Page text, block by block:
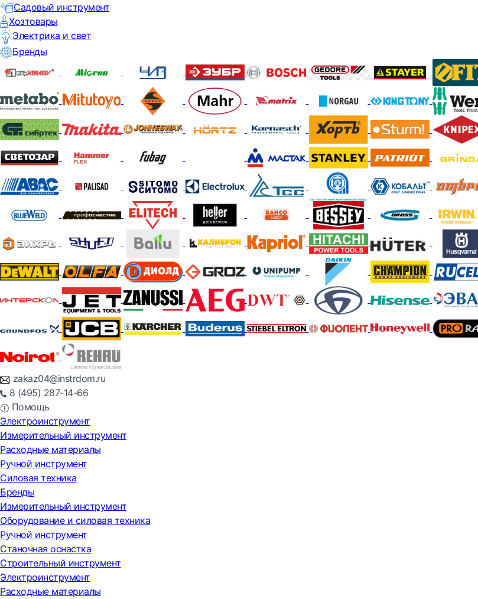
Садовый инструмент
Хозтовары
Электрика и свет
Бренды
zakaz04@instrdom.ru
8 (495) 287-14-66
Помощь
Электроинструмент
Измерительный инструмент
Расходные материалы
Ручной инструмент
Силовая техника
Бренды
Измерительный инструмент
Оборудование и силовая техника
Ручной инструмент
Станочная оснастка
Строительный инструмент
Электроинструмент
Расходные материалы